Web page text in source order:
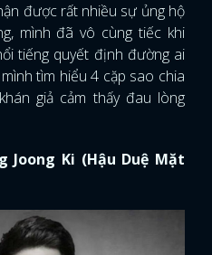
được rất nhiều sự ủng hộ
mình đã vô cùng tiếc khi
tiếng quyết định đường ai
tìm hiểu 4 cặp sao chia
giả cảm thấy đau lòng
Joong Ki (Hậu Duệ Mặt